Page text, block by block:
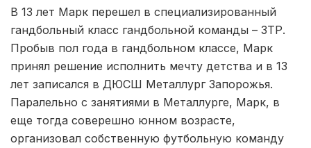
В 13 лет Марк перешел в специализированный
гандбольный класс гандбольной команды – ЗТР.
Пробыв пол года в гандбольном классе, Марк
принял решение исполнить мечту детства и в 13
лет записался в ДЮСШ Металлург Запорожья.
Паралельно с занятиями в Металлурге, Марк, в
еще тогда соверешно юнном возрасте,
организовал собственную футбольную команду